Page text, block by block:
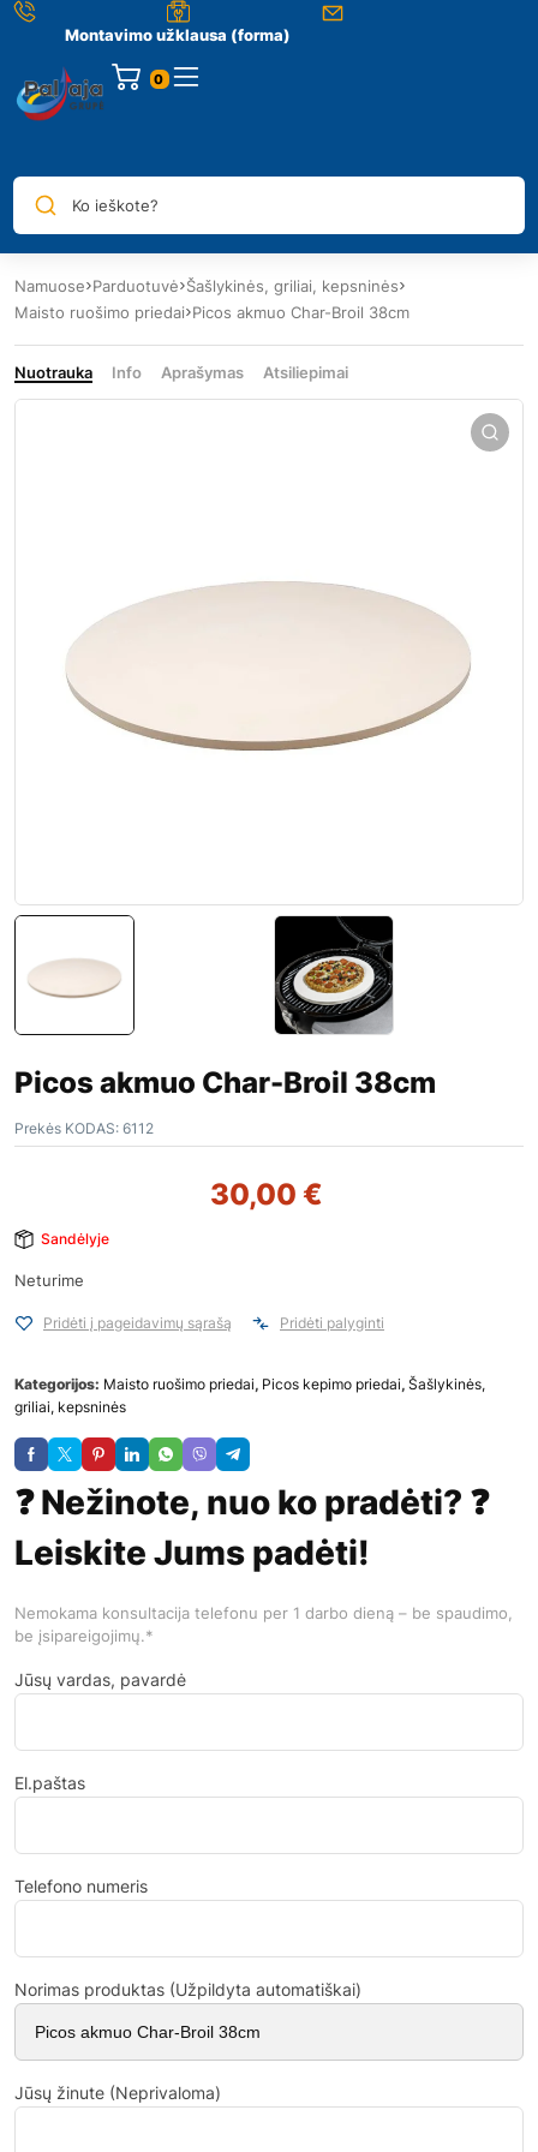
Montavimo užklausa (forma)
0
Ko ieškote?
Namuose Parduotuvė Šašlykinės, griliai, kepsninės
Maisto ruošimo priedai Picos akmuo Char-Broil 38cm
Nuotrauka Info Aprašymas Atsiliepimai
Picos akmuo Char-Broil 38cm
Prekės KODAS: 6112
30,00 €
Sandėlyje
Neturime
Pridėti į pageidavimų sąrašą Pridėti palyginti
Kategorijos: Maisto ruošimo priedai, Picos kepimo priedai, Šašlykinės,
griliai, kepsninės
❓ Nežinote, nuo ko pradėti? ❓
Leiskite Jums padėti!
Nemokama konsultacija telefonu per 1 darbo dieną – be spaudimo,
be įsipareigojimų.*
Jūsų vardas, pavardė
El.paštas
Telefono numeris
Norimas produktas (Užpildyta automatiškai)
Jūsų žinute (Neprivaloma)